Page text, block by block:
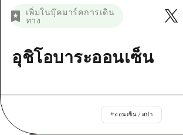
มาตรฐาน
การรักษา
ธรรมชาติ
บริเวณรอบๆ มิยาจิมะ
จังหวัดเอฮิเมะ
สรุปการจราจรรอง
ตั๋วเที่ยวคุ้มค่าตั๋วเที่ยวคุ้
ฮิโรชิม่า ฟรี Wi-Fi
ข่าว
เพิ่มในบุ๊คมาร์คการเดิน
ทาง
อุชิโอบาระออนเซ็น
#ออนเซ็น / สปา